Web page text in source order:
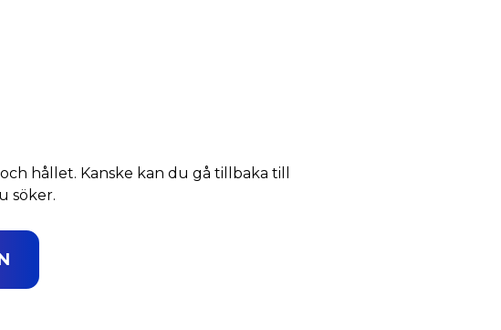
hållet. Kanske kan du gå tillbaka till
söker.